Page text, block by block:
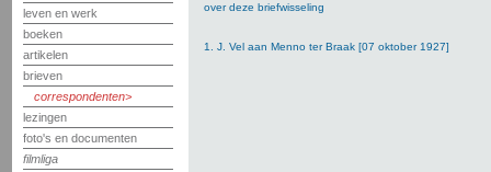
leven en werk
boeken
artikelen
brieven
correspondenten
lezingen
foto's en documenten
filmliga
over deze briefwisseling
1. J. Vel aan Menno ter Braak [07 oktober 1927]